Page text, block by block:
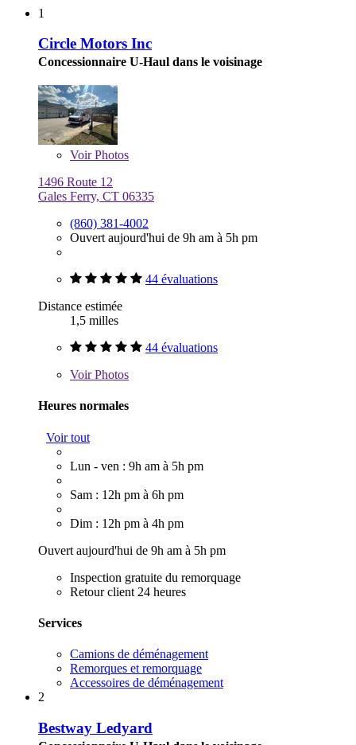
1
Circle Motors Inc
Concessionnaire U-Haul dans le voisinage
VoirPhotos
1496 Route 12
Gales Ferry, CT 06335
(860) 381-4002
Ouvert aujourd'hui de 9h am à 5h pm
44 évaluations
Distance estimée
1,5 milles
44 évaluations
VoirPhotos
Heures normales
Voir tout
Lun - ven : 9h am à 5h pm
Sam : 12h pm à 6h pm
Dim : 12h pm à 4h pm
Ouvert aujourd'hui de 9h am à 5h pm
Inspection gratuite du remorquage
Retour client 24 heures
Services
Camions de déménagement
Remorques et remorquage
Accessoires de déménagement
2
Bestway Ledyard